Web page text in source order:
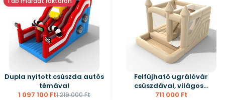
Dupla nyitott csúszda autós
témával
1 097 100 Ft1 219 000 Ft
Felfújható ugrálóvár
csúszdával, világos...
711 000 Ft